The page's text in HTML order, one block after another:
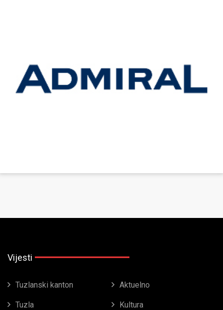
Vijesti
Tuzlanski kanton Aktuelno
Tuzla Kultura